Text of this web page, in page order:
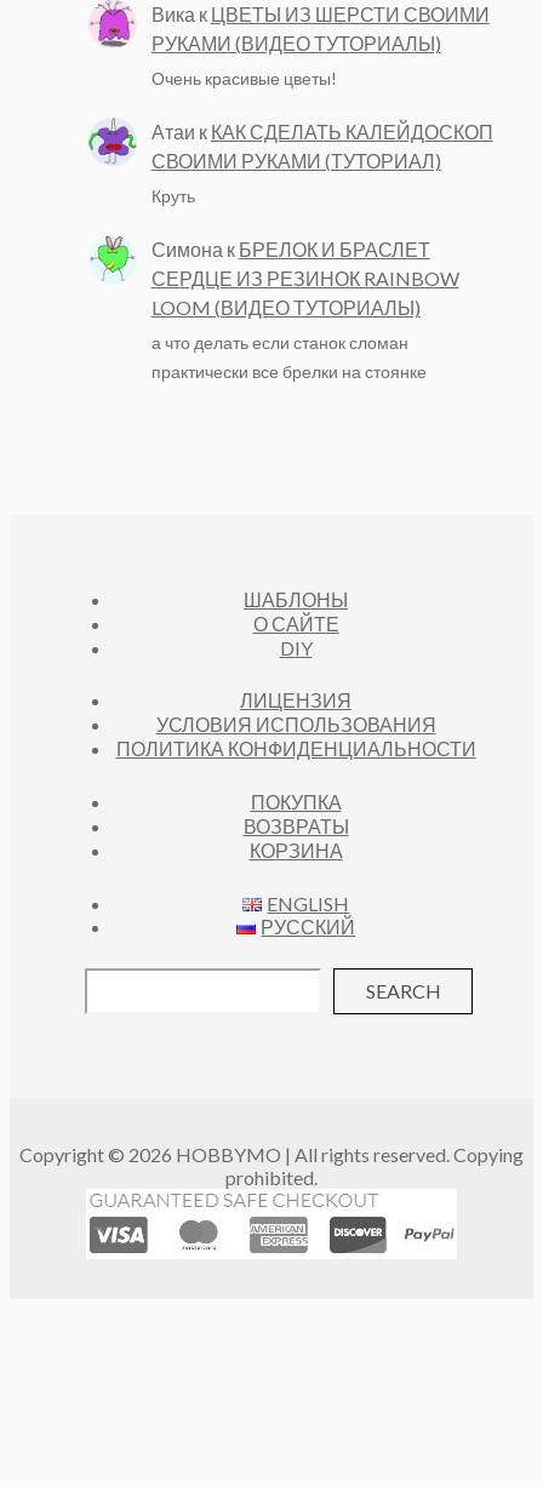
Вика к ЦВЕТЫ ИЗ ШЕРСТИ СВОИМИ
РУКАМИ (ВИДЕО ТУТОРИАЛЫ)
Очень красивые цветы!
Атаи к КАК СДЕЛАТЬ КАЛЕЙДОСКОП
СВОИМИ РУКАМИ (ТУТОРИАЛ)
Круть
Симона к БРЕЛОК И БРАСЛЕТ
СЕРДЦЕ ИЗ РЕЗИНОК RAINBOW
LOOM (ВИДЕО ТУТОРИАЛЫ)
а что делать если станок сломан
практически все брелки на стоянке
ШАБЛОНЫ
О САЙТЕ
DIY
ЛИЦЕНЗИЯ
УСЛОВИЯ ИСПОЛЬЗОВАНИЯ
ПОЛИТИКА КОНФИДЕНЦИАЛЬНОСТИ
ПОКУПКА
ВОЗВРАТЫ
КОРЗИНА
ENGLISH
РУССКИЙ
SEARCH
Copyright © 2026 HOBBYMO | All rights reserved. Copying
prohibited.